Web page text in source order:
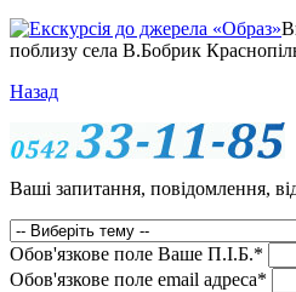
поблизу села В.Бобрик
Назад
Ваші запитання, повідомлення,
Обов'язкове поле Ваше П.I.Б.*
Обов'язкове поле email адреса*